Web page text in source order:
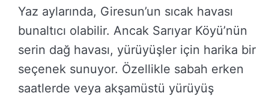
Yaz aylarında, Giresun’un sıcak havası
bunaltıcı olabilir. Ancak Sarıyar Köyü’nün
serin dağ havası, yürüyüşler için harika bir
seçenek sunuyor. Özellikle sabah erken
saatlerde veya akşamüstü yürüyüş